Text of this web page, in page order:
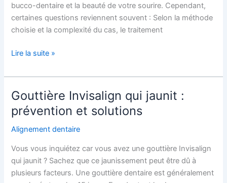
bucco-dentaire et la beauté de votre sourire. Cependant,
certaines questions reviennent souvent : Selon la méthode
choisie et la complexité du cas, le traitement
Lire la suite »
Gouttière Invisalign qui jaunit :
prévention et solutions
Alignement dentaire
Vous vous inquiétez car vous avez une gouttière Invisalign
qui jaunit ? Sachez que ce jaunissement peut être dû à
plusieurs facteurs. Une gouttière dentaire est généralement
Gouttière
Invisalign
qui
jaunit
et
solutions